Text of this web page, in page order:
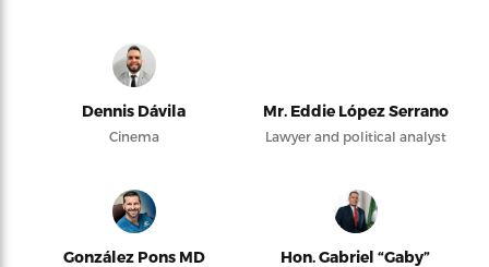
Dennis Dávila
Cinema
Mr. Eddie López Serrano
Lawyer and political analyst
González Pons MD
Hon. Gabriel “Gaby”